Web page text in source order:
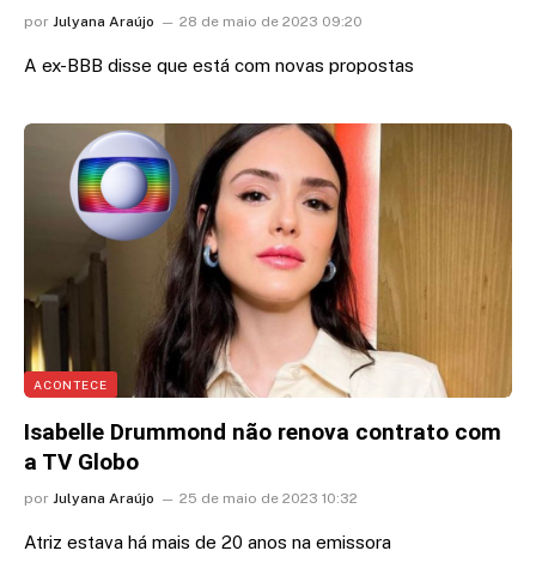
por Julyana Araújo 28 de maio de 2023 09:20
A ex-BBB disse que está com novas propostas
ACONTECE
Isabelle Drummond não renova contrato com
a TV Globo
por Julyana Araújo 25 de maio de 2023 10:32
Atriz estava há mais de 20 anos na emissora